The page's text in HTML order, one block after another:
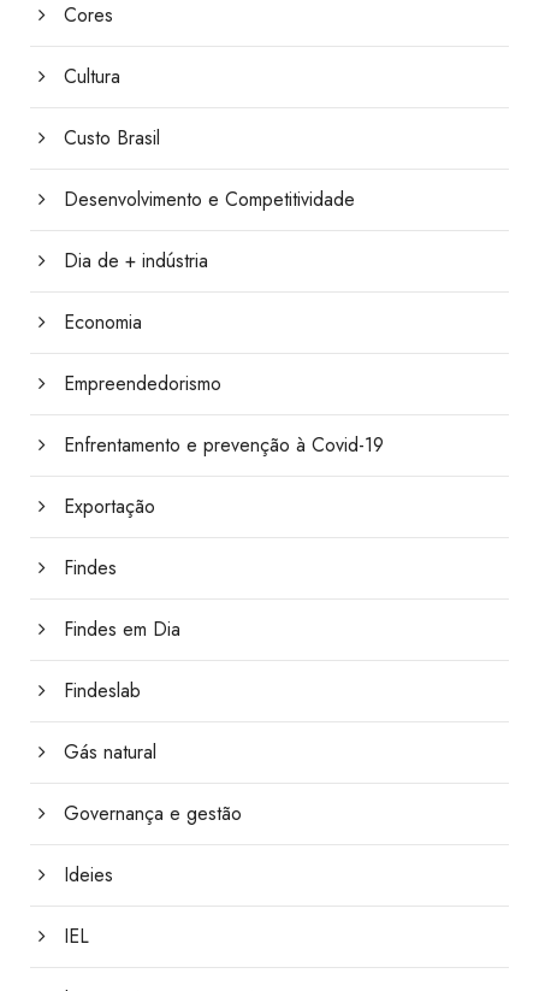
Cores
Cultura
Custo Brasil
Desenvolvimento e Competitividade
Dia de + indústria
Economia
Empreendedorismo
Enfrentamento e prevenção à Covid-19
Exportação
Findes
Findes em Dia
Findeslab
Gás natural
Governança e gestão
Ideies
IEL